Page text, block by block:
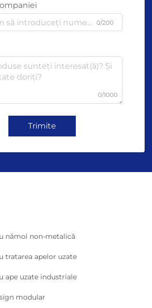
0/200
0/1000
Trimite
nămol non-metalică
tratarea apelor uzate
ape uzate industriale
modular